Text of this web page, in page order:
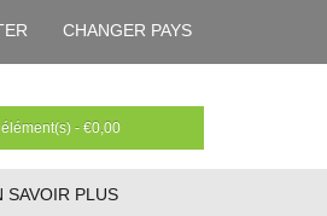
CHANGER PAYS
- €0,00
SAVOIR PLUS